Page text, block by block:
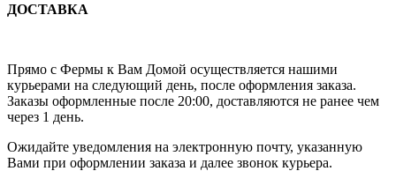
ДОСТАВКА
Прямо с Фермы к Вам Домой осуществляется нашими
курьерами на следующий день, после оформления заказа.
Заказы оформленные после 20:00, доставляются не ранее чем
через 1 день.
Ожидайте уведомления на электронную почту, указанную
Вами при оформлении заказа и далее звонок курьера.